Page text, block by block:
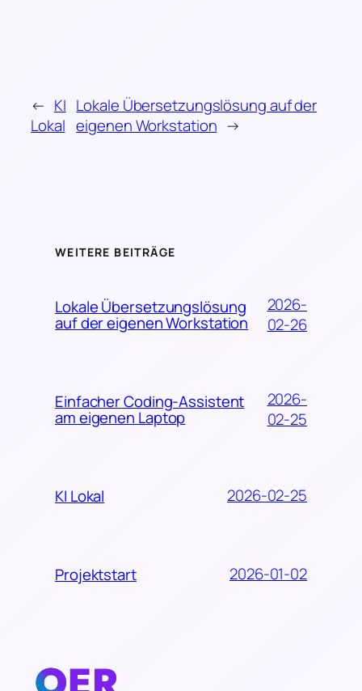
← KI
Lokal
Lokale Übersetzungslösung auf der
eigenen Workstation →
WEITERE BEITRÄGE
Lokale Übersetzungslösung
auf der eigenen Workstation
2026-
02-26
Einfacher Coding-Assistent
am eigenen Laptop
2026-
02-25
KI Lokal 2026-02-25
Projektstart 2026-01-02